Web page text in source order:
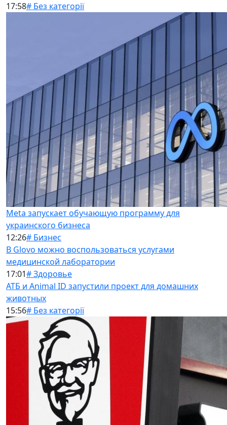
17:58# Без категорії
Meta запускает обучающую программу для
украинского бизнеса
12:26# Бизнес
В Glovo можно воспользоваться услугами
медицинской лаборатории
17:01# Здоровье
АТБ и Animal ID запустили проект для домашних
животных
15:56# Без категорії